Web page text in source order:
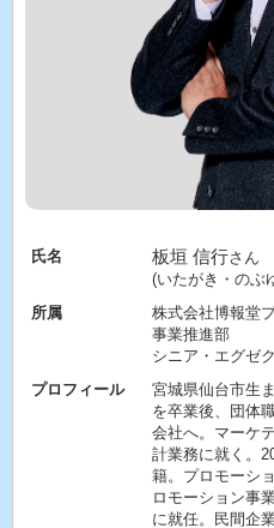
氏名 板垣 信行さん
(いたがき・のぶ
所属
株式会社博報堂
事業推進部
シニア・エグゼ
プロフィール
宮城県仙台市生
を卒業後、団体
会社へ。マーケ
計業務に就く。
籍。プロモーシ
ロモーション事
に就任。民間企